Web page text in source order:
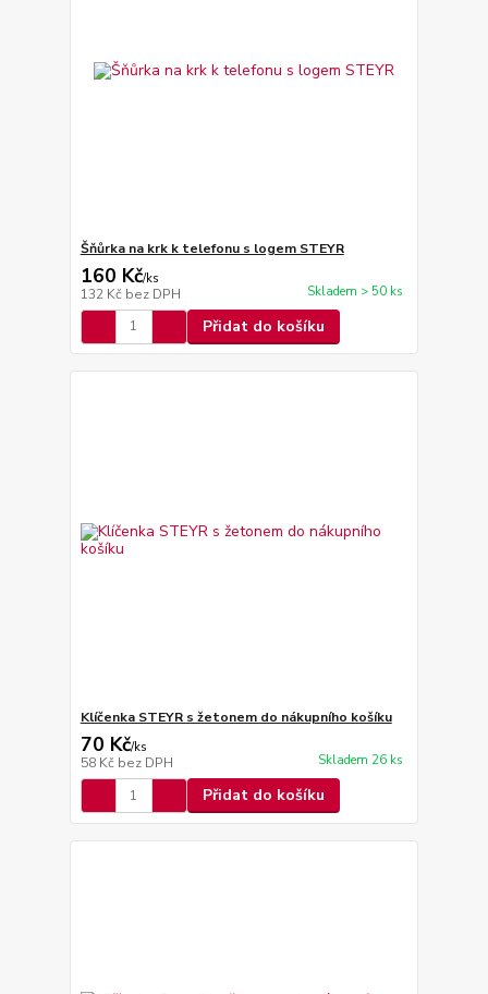
Šňůrka na krk k telefonu s logem STEYR
160 Kč/ks
132 Kč bez DPH Skladem > 50 ks
Přidat do košíku
Klíčenka STEYR s žetonem do nákupního košíku
70 Kč/ks
58 Kč bez DPH Skladem 26 ks
Přidat do košíku